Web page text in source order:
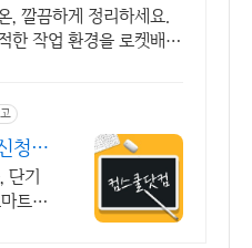
, 깔끔하게 정리하세요.
한 작업 환경을 로켓배송
청&
단기
트폰